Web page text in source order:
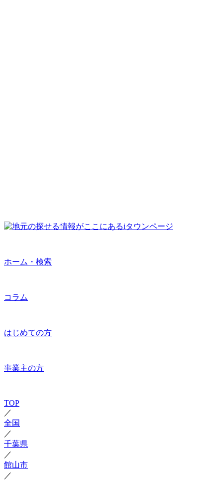
ホーム・検索
コラム
はじめての方
事業主の方
TOP
／
全国
／
千葉県
／
館山市
／